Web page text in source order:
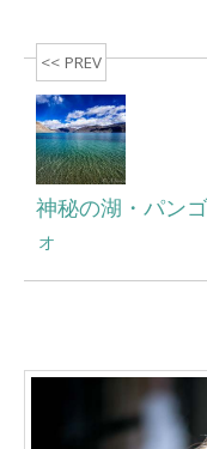
<< PREV
神秘の湖・パン
ォ